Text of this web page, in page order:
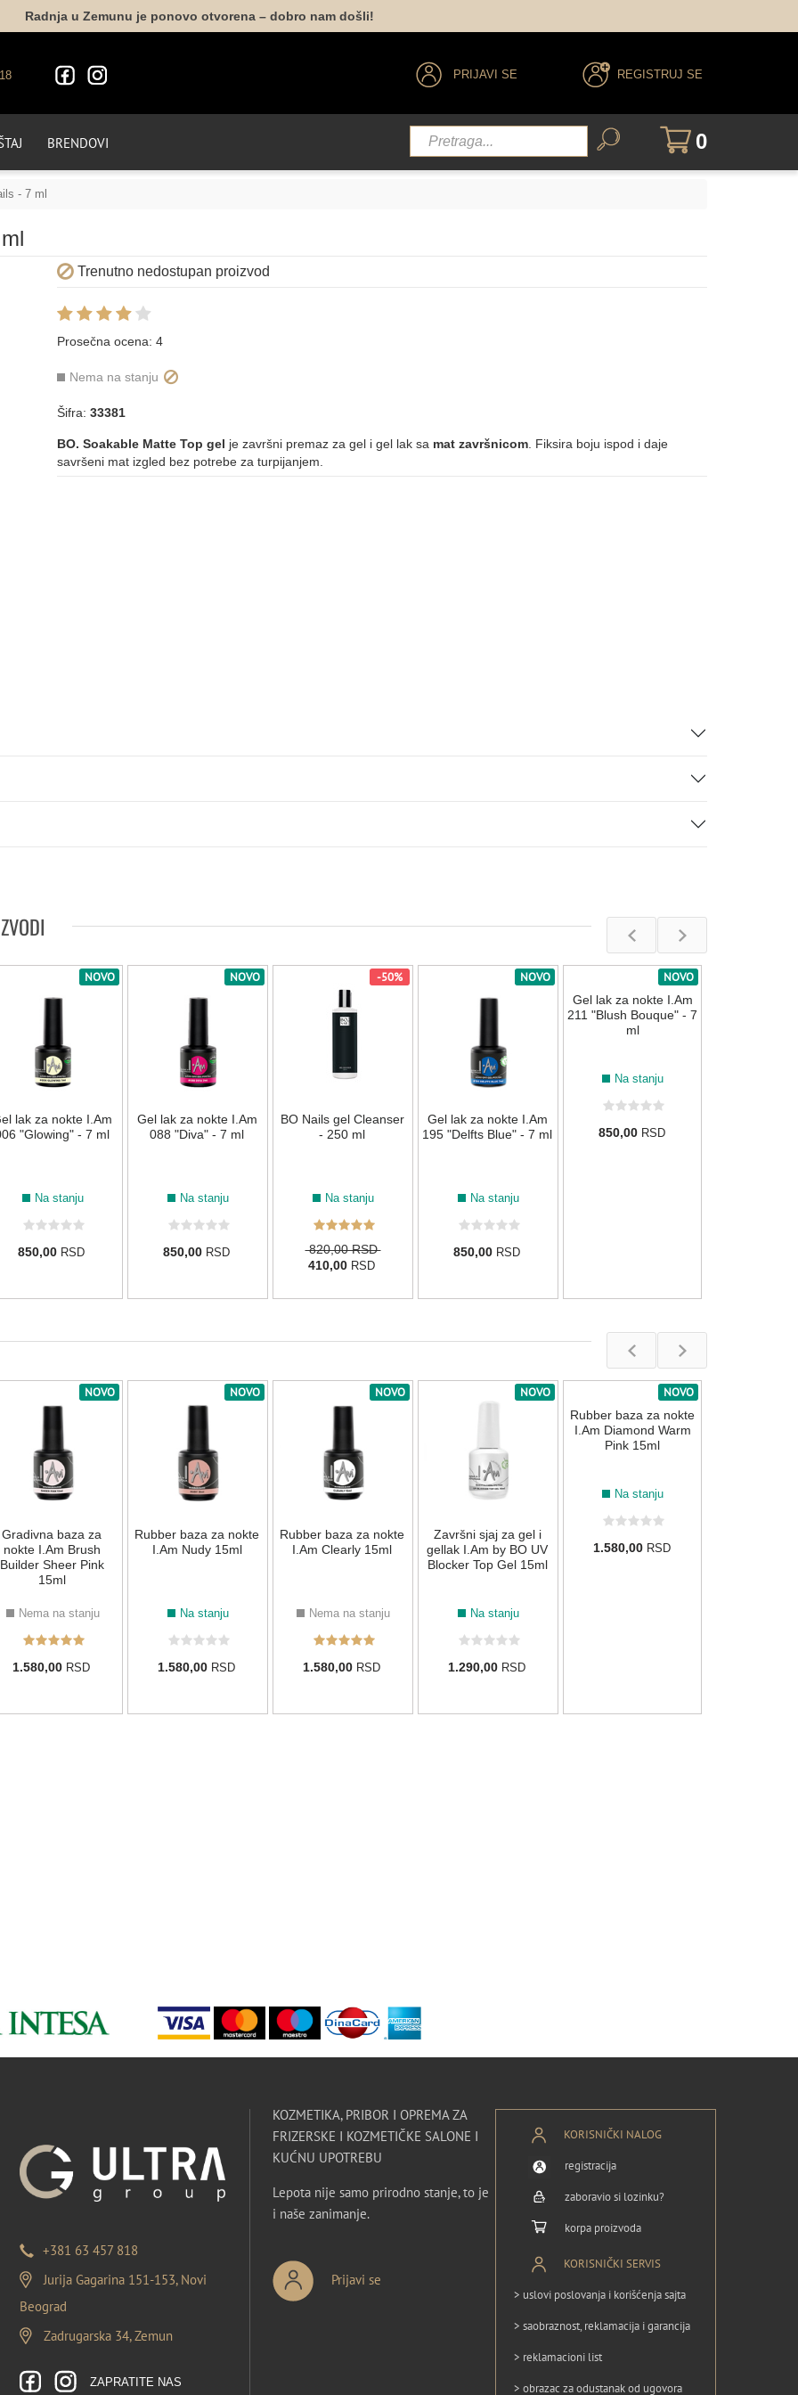
Radnja u Zemunu je ponovo otvorena – dobro nam došli!
PRIJAVI SE REGISTRUJ SE
BRENDOVI 0
- 7 ml
Trenutno nedostupan proizvod
Prosečna ocena:4
Nema na stanju
Šifra:33381
BO. Soakable Matte Top gel je završni premaz za gel i gel lak sa mat završnicom . Fiksira boju ispod i daje
savršeni mat izgled bez potrebe za turpijanjem.
NOVO
lak za nokte I.Am
"Glowing" - 7 ml
Na stanju
850,00 RSD
NOVO
Gel lak za nokte I.Am
088 "Diva" - 7 ml
Na stanju
850,00 RSD
-50%
BO Nails gel Cleanser
- 250 ml
Na stanju
820,00 RSD
410,00 RSD
NOVO
Gel lak za nokte I.Am
195 "Delfts Blue" - 7 ml
Na stanju
850,00 RSD
NOVO
211 "Blush Bouque" - 7
NOVO
Gradivna baza za
nokte I.Am Brush
Builder Sheer Pink
15ml
Nema na stanju
1.580,00 RSD
NOVO
Rubber baza za nokte
I.Am Nudy 15ml
Na stanju
1.580,00 RSD
NOVO
Rubber baza za nokte
I.Am Clearly 15ml
Nema na stanju
1.580,00 RSD
NOVO
Završni sjaj za gel i
gellak I.Am by BO UV
Blocker Top Gel 15ml
Na stanju
1.290,00 RSD
NOVO
I.Am Diamond Warm
+381 63 457 818
Jurija Gagarina 151-153, Novi
Beograd
Zadrugarska 34, Zemun
ZAPRATITE NAS
KOZMETIKA, PRIBOR I OPREMA ZA
FRIZERSKE I KOZMETIČKE SALONE I
KUĆNU UPOTREBU
Lepota nije samo prirodno stanje, to je
i naše zanimanje.
Prijavi se
KORISNIČKI NALOG
registracija
zaboravio si lozinku?
korpa proizvoda
KORISNIČKI SERVIS
> uslovi poslovanja i korišćenja sajta
> saobraznost, reklamacija i garancija
> reklamacioni list
> obrazac za odustanak od ugovora